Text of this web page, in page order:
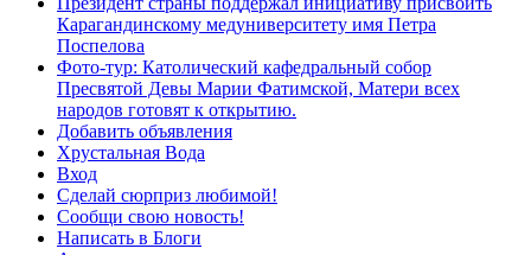
Карагандинскому медуниверситету имя Петра
Поспелова
Фото-тур: Католический кафедральный собор
Пресвятой Девы Марии Фатимской, Матери всех
народов готовят к открытию.
Добавить объявления
Хрустальная Вода
Вход
Сделай сюрприз любимой!
Сообщи свою новость!
Написать в Блоги